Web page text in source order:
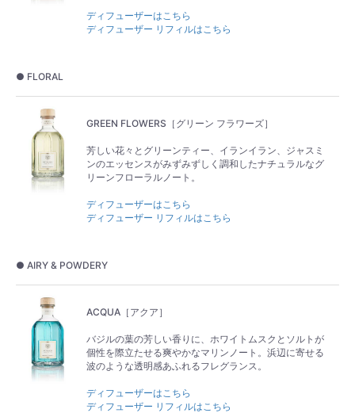
ディフューザーはこちら
ディフューザー リフィルはこちら
● FLORAL
GREEN FLOWERS［グリーン フラワーズ］
芳しい花々とグリーンティー、イランイラン、ジャスミ
ンのエッセンスがみずみずしく調和したナチュラルなグ
リーンフローラルノート。
ディフューザーはこちら
ディフューザー リフィルはこちら
● AIRY & POWDERY
ACQUA［アクア］
バジルの葉の芳しい香りに、ホワイトムスクとソルトが
個性を際立たせる爽やかなマリンノート。浜辺に寄せる
波のような透明感あふれるフレグランス。
ディフューザーはこちら
ディフューザー リフィルはこちら